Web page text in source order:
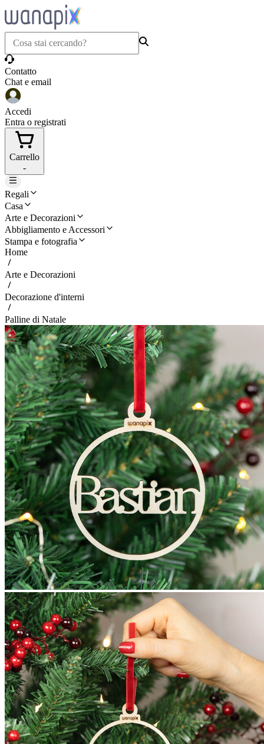
Contatto
Chat e email
Accedi
Entra o registrati
Carrello
-
Regali
Casa
Arte e Decorazioni
Abbigliamento e Accessori
Stampa e fotografia
Home
Arte e Decorazioni
Decorazione d'interni
Palline di Natale